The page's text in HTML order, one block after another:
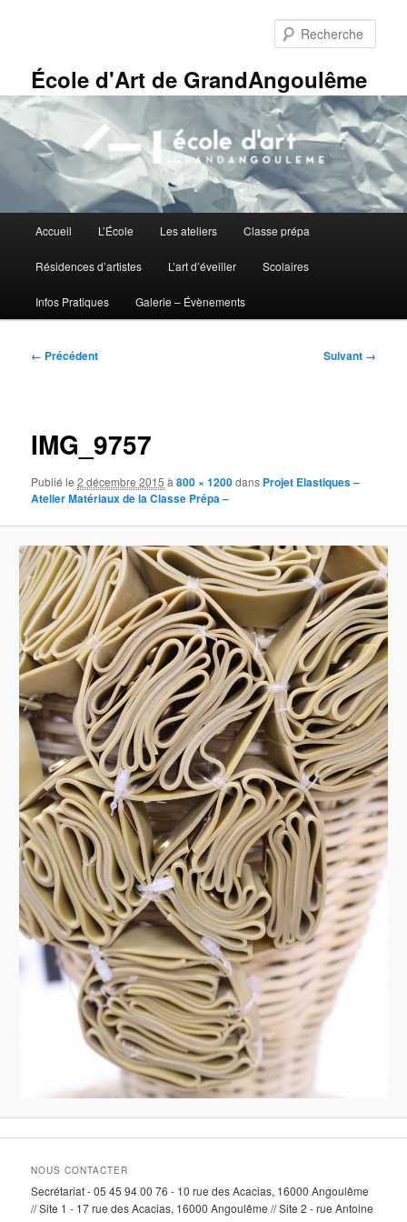
principalÉcole d'Art de GrandAngoulême
principal
Accueil L’École Les ateliers Classe prépa
Résidences d’artistes L’art d’éveiller Scolaires
Infos Pratiques Galerie – Évènements
Navigation
← Précédent Suivant →
IMG_9757
Publié le2 décembre 2015 à800 × 1200dans Projet Elastiques –
Atelier Matériaux de la Classe Prépa –
NOUS CONTACTER
Secrétariat - 05 45 94 00 76 - 10 rue des Acacias, 16000 Angoulême
// Site 1 - 17 rue des Acacias, 16000 Angoulême // Site 2 - rue Antoine